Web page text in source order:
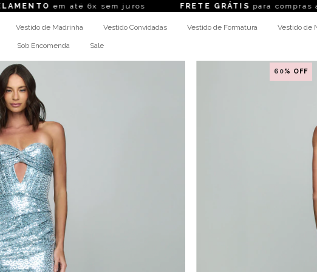
em até 6x sem jurosFRETE GRÁTISpara compras acima
Vestido de Madrinha Vestido Convidadas Vestido de Formatura Vestido de
Sob Encomenda Sale
60% OFF